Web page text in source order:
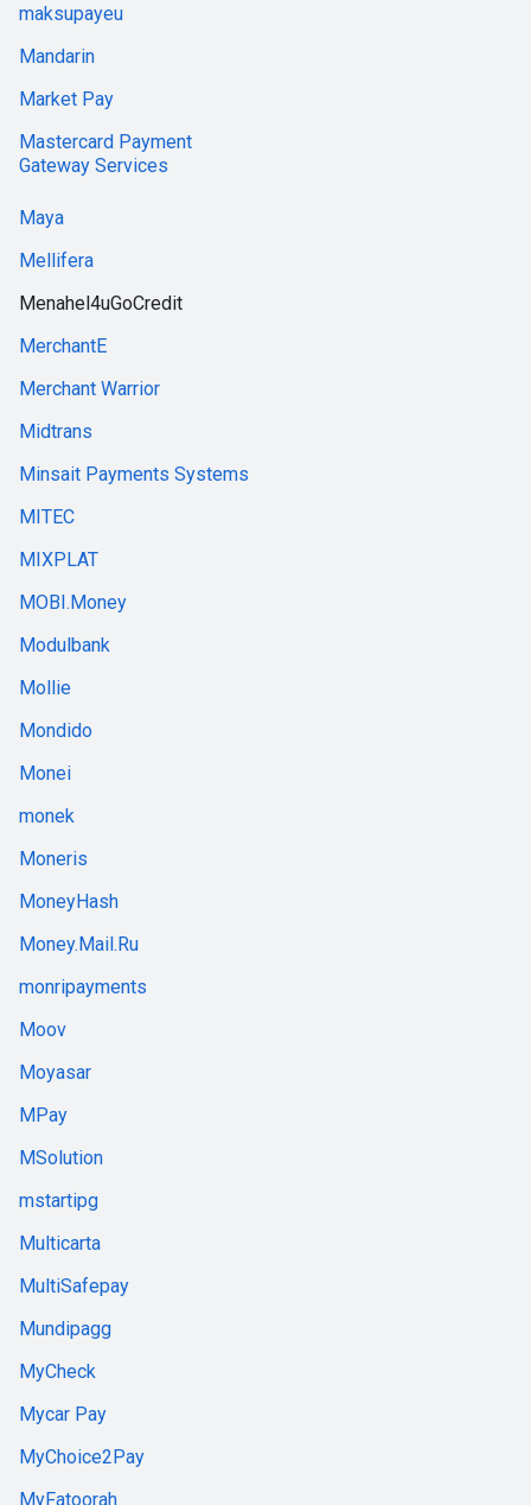
maksupayeu
Mandarin
Market Pay
Mastercard Payment
Gateway Services
Maya
Mellifera
Menahel4uGoCredit
MerchantE
Merchant Warrior
Midtrans
Minsait Payments Systems
MITEC
MIXPLAT
MOBI.Money
Modulbank
Mollie
Mondido
Monei
monek
Moneris
MoneyHash
Money.Mail.Ru
monripayments
Moov
Moyasar
MPay
MSolution
mstartipg
Multicarta
MultiSafepay
Mundipagg
MyCheck
Mycar Pay
MyChoice2Pay
MyFatoorah